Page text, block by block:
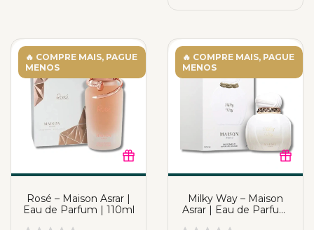
🔥 COMPRE MAIS, PAGUE
MENOS
Rosé – Maison Asrar |
Eau de Parfum | 110ml
🔥 COMPRE MAIS, PAGUE
MENOS
Milky Way – Maison
Asrar | Eau de Parfum